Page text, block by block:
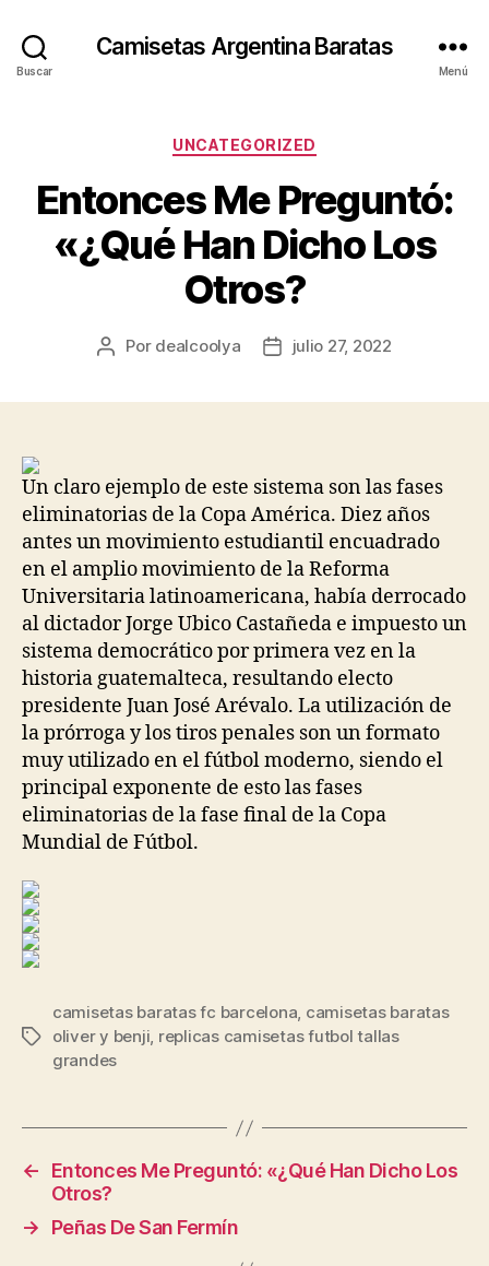
Buscar
Camisetas Argentina Baratas
Menú
Categorías
UNCATEGORIZED
Entonces Me Preguntó:
«¿Qué Han Dicho Los
Otros?
Autor
Por dealcoolya
Fechajulio 27, 2022
Un claro ejemplo de este sistema son las fases
eliminatorias de la Copa América. Diez años
antes un movimiento estudiantil encuadrado
en el amplio movimiento de la Reforma
Universitaria latinoamericana, había derrocado
al dictador Jorge Ubico Castañeda e impuesto un
sistema democrático por primera vez en la
historia guatemalteca, resultando electo
presidente Juan José Arévalo. La utilización de
la prórroga y los tiros penales son un formato
muy utilizado en el fútbol moderno, siendo el
principal exponente de esto las fases
eliminatorias de la fase final de la Copa
Mundial de Fútbol.
Etiquetas
camisetas baratas fc barcelona, camisetas baratas
oliver y benji, replicas camisetas futbol tallas
grandes
←
Entonces Me Preguntó: «¿Qué Han Dicho Los
Otros?
→
Peñas De San Fermín